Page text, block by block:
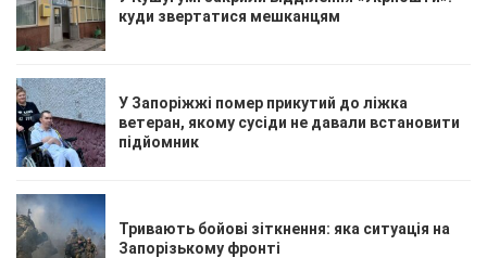
куди звертатися мешканцям
У Запоріжжі помер прикутий до ліжка
ветеран, якому сусіди не давали встановити
підйомник
Тривають бойові зіткнення: яка ситуація на
Запорізькому фронті